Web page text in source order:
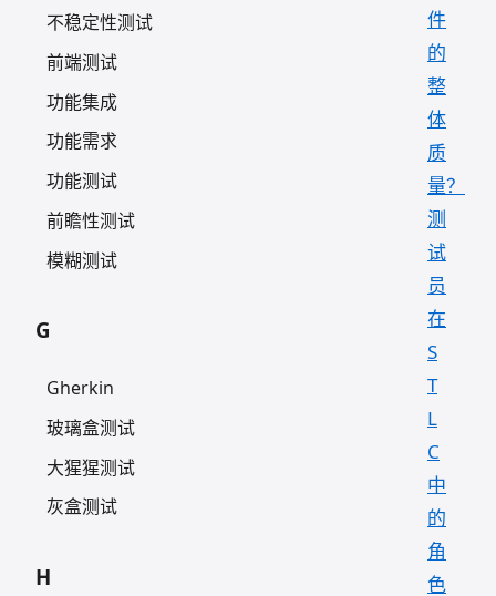
不稳定性测试
前端测试
功能集成
功能需求
功能测试
前瞻性测试
模糊测试
G
Gherkin
玻璃盒测试
大猩猩测试
灰盒测试
H
件
的
整
体
质
量？
测
试
员
在
S
T
L
C
中
的
角
色